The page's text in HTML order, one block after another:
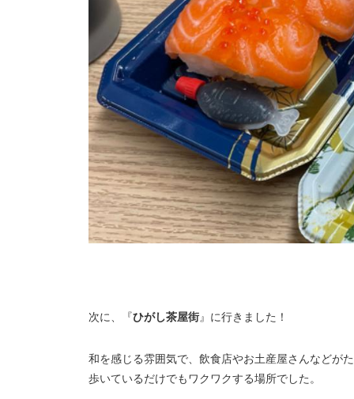
次に、『ひがし茶屋街』に行きました！
和を感じる雰囲気で、飲食店やお土産屋さんなどが
歩いているだけでもワクワクする場所でした。